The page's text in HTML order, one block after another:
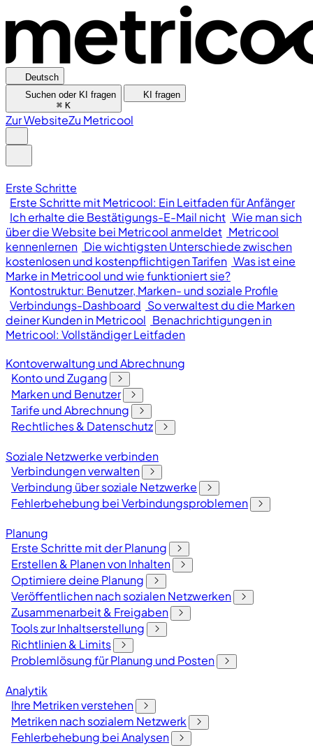
Deutsch
Suchen oder KI fragen
⌘ K
KI fragen
Zur WebsiteZu Metricool
Erste Schritte
Erste Schritte mit Metricool: Ein Leitfaden für Anfänger
Ich erhalte die Bestätigungs-E-Mail nicht Wie man sich
über die Website bei Metricool anmeldet Metricool
kennenlernen Die wichtigsten Unterschiede zwischen
kostenlosen und kostenpflichtigen Tarifen Was ist eine
Marke in Metricool und wie funktioniert sie?
Kontostruktur: Benutzer, Marken- und soziale Profile
Verbindungs-Dashboard So verwaltest du die Marken
deiner Kunden in Metricool Benachrichtigungen in
Metricool: Vollständiger Leitfaden
Kontoverwaltung und Abrechnung
Konto und Zugang
Marken und Benutzer
Tarife und Abrechnung
Rechtliches & Datenschutz
Soziale Netzwerke verbinden
Verbindungen verwalten
Verbindung über soziale Netzwerke
Fehlerbehebung bei Verbindungsproblemen
Planung
Erste Schritte mit der Planung
Erstellen & Planen von Inhalten
Optimiere deine Planung
Veröffentlichen nach sozialen Netzwerken
Zusammenarbeit & Freigaben
Tools zur Inhaltserstellung
Richtlinien & Limits
Problemlösung für Planung und Posten
Analytik
Ihre Metriken verstehen
Metriken nach sozialem Netzwerk
Fehlerbehebung bei Analysen